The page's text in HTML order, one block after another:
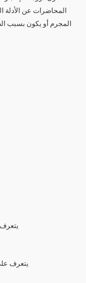
المحاضرات عن الأدلة
المجرم أو يكون بسبب
(3)
(4) يتعرف